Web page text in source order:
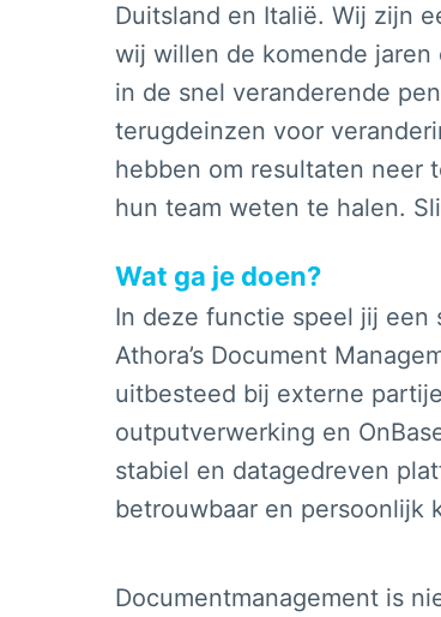
Duitsland en Italië. Wij zijn
wij willen de komende
in de snel veranderende
terugdeinzen voor
hebben om resultaten neer
hun team weten te halen.
Wat ga je doen?
In deze functie speel jij een
Athora’s Document
uitbesteed bij externe
outputverwerking en
stabiel en datagedreven
betrouwbaar en persoonlijk
Documentmanagement is